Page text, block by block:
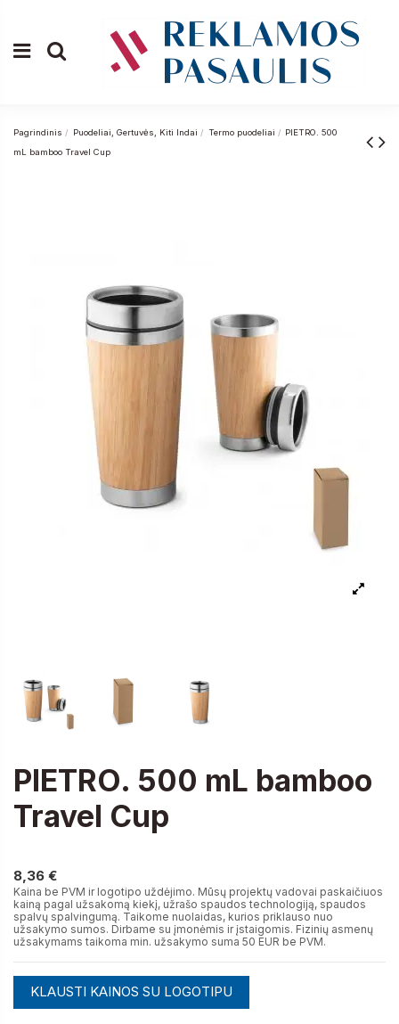
Pagrindinis Puodeliai, Gertuvės, Kiti Indai Termo puodeliai
PIETRO. 500
mL bamboo Travel Cup
PIETRO. 500 mL bamboo
Travel Cup
8,36 €
Kaina be PVM ir logotipo uždėjimo. Mūsų projektų vadovai paskaičiuos
kainą pagal užsakomą kiekį, užrašo spaudos technologiją, spaudos
spalvų spalvingumą. Taikome nuolaidas, kurios priklauso nuo
užsakymo sumos. Dirbame su įmonėmis ir įstaigomis. Fizinių asmenų
užsakymams taikoma min. užsakymo suma 50 EUR be PVM.
KLAUSTI KAINOS SU LOGOTIPU